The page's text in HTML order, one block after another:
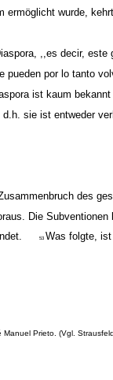
ermöglicht wurde,
,,es decir, este
pueden por lo tanto
ist kaum
sie ist entweder
des
Die Subventionen
53 Was folgte,
Prieto. (Vgl.